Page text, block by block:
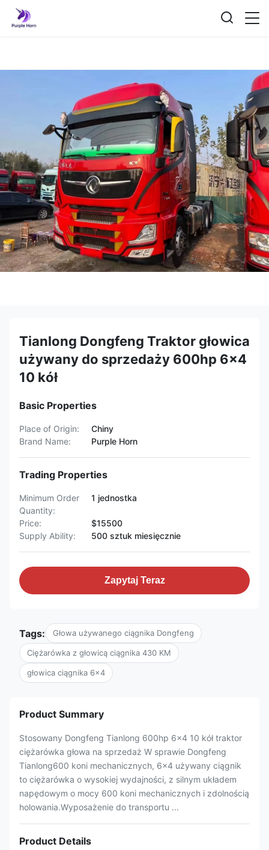
Tianlong Dongfeng Traktor głowica
używany do sprzedaży 600hp 6x4
10 kół
Basic Properties
Place of Origin:
Chiny
Brand Name:
Purple Horn
Trading Properties
Minimum Order
Quantity:
1 jednostka
Price:
$15500
Supply Ability:
500 sztuk miesięcznie
Zapytaj Teraz
Tags: Głowa używanego ciągnika Dongfeng
Ciężarówka z głowicą ciągnika 430 KM
głowica ciągnika 6x4
Product Summary
Stosowany Dongfeng Tianlong 600hp 6x4 10 kół traktor
ciężarówka głowa na sprzedaż W sprawie Dongfeng
Tianlong600 koni mechanicznych, 6x4 używany ciągnik
to ciężarówka o wysokiej wydajności, z silnym układem
napędowym o mocy 600 koni mechanicznych i zdolnością
holowania.Wyposażenie do transportu ...
Product Details